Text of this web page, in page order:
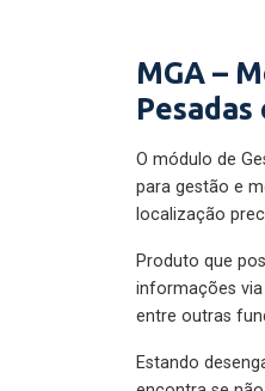
MGA –
O módulo de
para gestão e
localização
Produto que
informações via
entre outras
Estando
encontra se